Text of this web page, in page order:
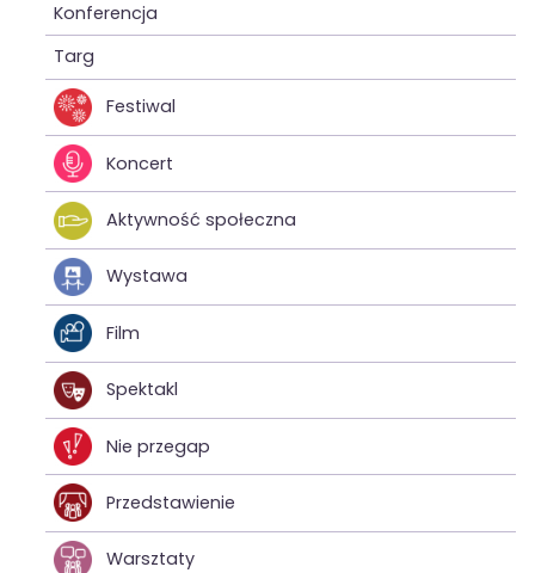
Konferencja
Targ
Festiwal
Koncert
Aktywność społeczna
Wystawa
Film
Spektakl
Nie przegap
Przedstawienie
Warsztaty